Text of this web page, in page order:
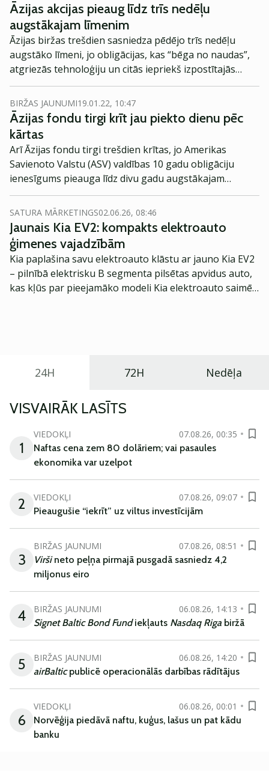
Āzijas akcijas pieaug līdz trīs nedēļu
augstākajam līmenim
Āzijas biržas trešdien sasniedza pēdējo trīs nedēļu
augstāko līmeni, jo obligācijas, kas “bēga no naudas”,
atgriezās tehnoloģiju un citās iepriekš izpostītajās
nozarēs, savukārt iespēja, ka Ukrainas konflikts varētu
vēl vairāk kaitēt piegādēm, neļāva naftas un izejvielu
cenām atrasties augstā līmenī.
BIRŽAS JAUNUMI19.01.22, 10:47
Āzijas fondu tirgi krīt jau piekto dienu pēc
kārtas
Arī Āzijas fondu tirgi trešdien krītas, jo Amerikas
Savienoto Valstu (ASV) valdības 10 gadu obligāciju
ienesīgums pieauga līdz divu gadu augstākajam
līmenim un globālais tehnoloģiju sektora pārdošanas
vilnis izraisīja pesimismu, ziņo Reuters
SATURA MĀRKETINGS02.06.26, 08:46
Jaunais Kia EV2: kompakts elektroauto
ģimenes vajadzībām
Kia paplašina savu elektroauto klāstu ar jauno Kia EV2
– pilnībā elektrisku B segmenta pilsētas apvidus auto,
kas kļūs par pieejamāko modeli Kia elektroauto saimē
24H 72H Nedēļa
VISVAIRĀK LASĪTS
1
VIEDOKĻI
07.08.26, 00:35
Naftas cena zem 80 dolāriem; vai pasaules
ekonomika var uzelpot
2 VIEDOKĻI
07.08.26, 09:07
Pieaugušie “iekrīt” uz viltus investīcijām
3
BIRŽAS JAUNUMI
07.08.26, 08:51
Viršineto peļņa pirmajā pusgadā sasniedz 4,2
miljonus eiro
4 BIRŽAS JAUNUMI
06.08.26, 14:13
Signet Baltic Bond Fundiekļauts Nasdaq Riga biržā
5 BIRŽAS JAUNUMI
06.08.26, 14:20
airBalticpublicē operacionālās darbības rādītājus
6
VIEDOKĻI
06.08.26, 00:01
Norvēģija piedāvā naftu, kuģus, lašus un pat kādu
banku